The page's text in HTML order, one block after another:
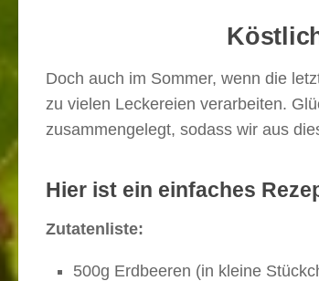
Doch auch im Sommer, wenn die
zu vielen Leckereien verarbeiten.
zusammengelegt, sodass wir aus
Hier ist ein einfaches
Zutatenliste:
500g Erdbeeren (in kleine